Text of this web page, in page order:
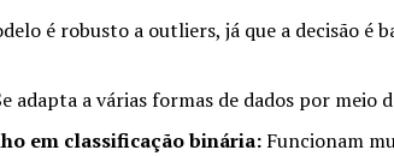
é robusto a outliers, já que a decisão é
adapta a várias formas de dados por meio
em classificação binária: Funcionam